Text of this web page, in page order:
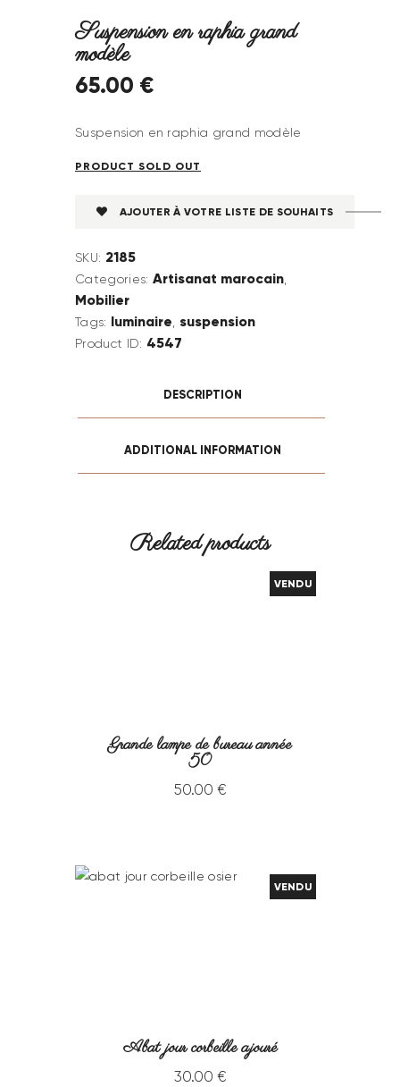
Suspension en raphia grand
modèle
65.00 €
Suspension en raphia grand modèle
PRODUCT SOLD OUT
AJOUTER À VOTRE LISTE DE SOUHAITS
SKU: 2185
Categories: Artisanat marocain,
Mobilier
Tags: luminaire, suspension
Product ID: 4547
DESCRIPTION
ADDITIONAL INFORMATION
Related products
VENDU
Grande lampe de bureau année
50
50.00 €
VENDU
Abat jour corbeille ajouré
30.00 €